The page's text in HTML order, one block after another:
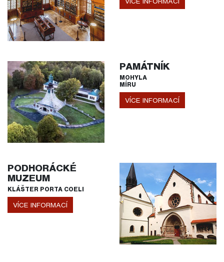
PAMÁTNÍK
MOHYLA
MÍRU
VÍCE INFORMACÍ
PODHORÁCKÉ
MUZEUM
KLÁŠTER PORTA COELI
VÍCE INFORMACÍ